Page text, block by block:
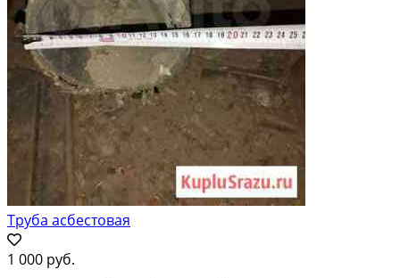
Труба асбестовая
1 000 руб.